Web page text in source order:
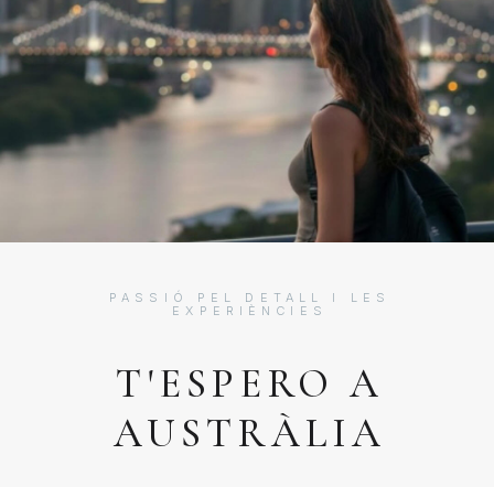
PASSIÓ PEL DETALL I LES
EXPERIÈNCIES
T'ESPERO A
AUSTRÀLIA